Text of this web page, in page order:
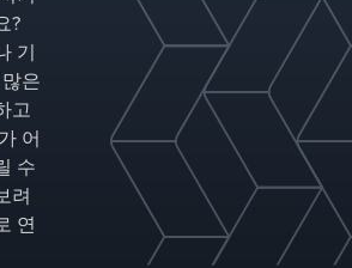
?
기
은
고
어
수
려
연